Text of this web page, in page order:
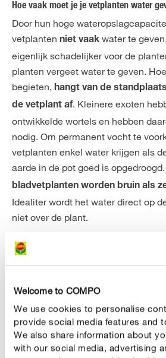
Welcome to COMPO
We use cookies to personalise
provide social media features and
We also share information about
with our social media, advertising
Hoe vaak moet je je vetplanten water
Door hun hoge
vetplanten niet vaak water te
eigenlijk schadelijker voor de
planten vergeet water te geven.
begieten, hangt van de
de vetplant af. Kleinere exoten
ontwikkelde wortels en hebben
nodig. Om permanent vocht te
vetplanten enkel water krijgen als
aarde in de pot goed is opgedroogd.
bladvetplanten worden bruin als
Idealiter wordt het water direct op
niet over de plant.
Vetplanten bemesten
teveel aan voedingsstoffen kan hen
sneller groeiende soorten die in
grotere vetplanten kijken er echter
weken een portie meststofte